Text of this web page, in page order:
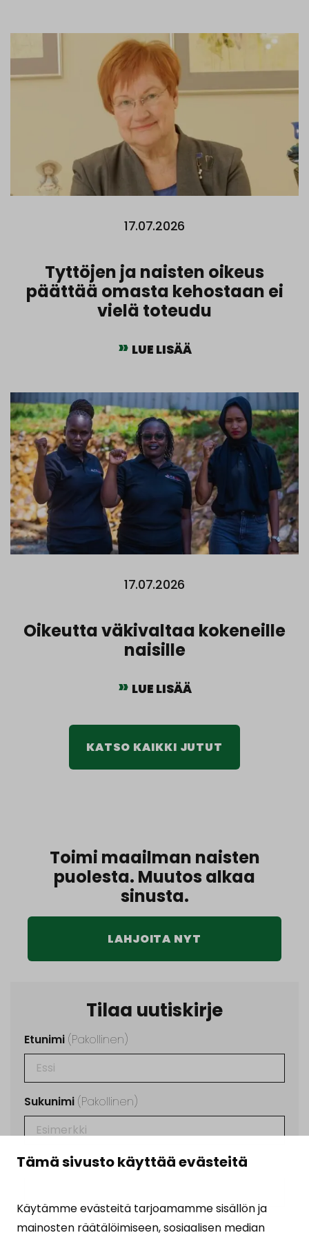
Tämä sivusto käyttää evästeitä
Käytämme evästeitä tarjoamamme sisällön ja
mainosten räätälöimiseen, sosiaalisen median
17.07.2026
Tyttöjen ja naisten oikeus
päättää omasta kehostaan ei
vielä toteudu
LUE LISÄÄ
17.07.2026
Oikeutta väkivaltaa kokeneille
naisille
LUE LISÄÄ
KATSO KAIKKI JUTUT
Toimi maailman naisten
puolesta. Muutos alkaa
sinusta.
LAHJOITA NYT
Tilaa uutiskirje
Etunimi (Pakollinen)
Sukunimi (Pakollinen)
Sähköposti (Pakollinen)
Ehdot (Pakollinen)